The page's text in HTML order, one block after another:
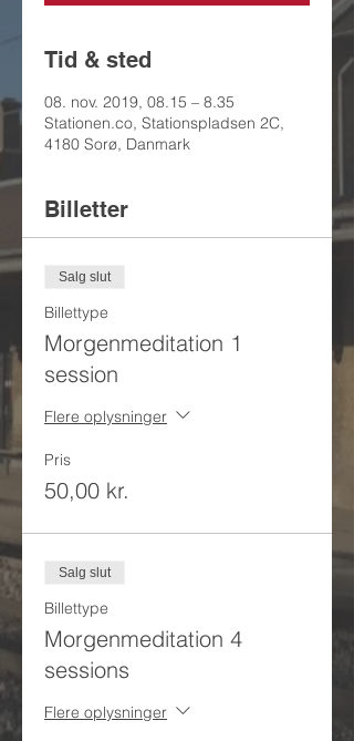
Tid & sted
08. nov. 2019, 08.15 – 8.35
Stationen.co, Stationspladsen 2C,
4180 Sorø, Danmark
Billetter
Salg slut
Billettype
Morgenmeditation 1
session
Flere oplysninger
Pris
50,00 kr.
Salg slut
Billettype
Morgenmeditation 4
sessions
Flere oplysninger